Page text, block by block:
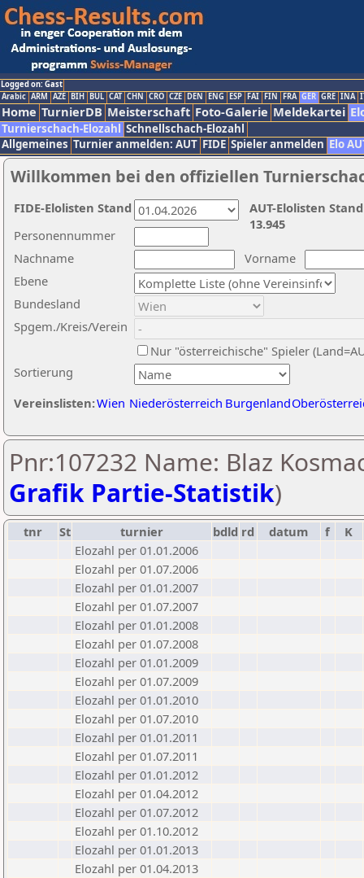
Logged on: Gast
Arabic ARM AZE BIH BUL CAT CHN CRO CZE DEN ENG ESP FAI FIN FRA GER GRE INA
Home TurnierDB Meisterschaft Foto-Galerie Meldekartei
Turnierschach-Elozahl Schnellschach-Elozahl
Allgemeines Turnier anmelden: AUT FIDE Spieler anmelden Elo
Willkommen bei den offiziellen
Nachname
Vorname
Ebene
Sortierung
Personennummer
Bundesland
Spgem./Kreis/Verein
Nur "österreichische" Spieler
Vereinslisten:Wien Niederösterreich Burgenland
AUT-Elolisten
13.945
FIDE-Elolisten Stand
Pnr:107232 Name: Blaz
Grafik Partie-Statistik)
tnr St turnier bdld rd datum f
K
Elozahl per 01.01.2006
Elozahl per 01.07.2006
Elozahl per 01.01.2007
Elozahl per 01.07.2007
Elozahl per 01.01.2008
Elozahl per 01.07.2008
Elozahl per 01.01.2009
Elozahl per 01.07.2009
Elozahl per 01.01.2010
Elozahl per 01.07.2010
Elozahl per 01.01.2011
Elozahl per 01.07.2011
Elozahl per 01.01.2012
Elozahl per 01.04.2012
Elozahl per 01.07.2012
Elozahl per 01.10.2012
Elozahl per 01.01.2013
Elozahl per 01.04.2013